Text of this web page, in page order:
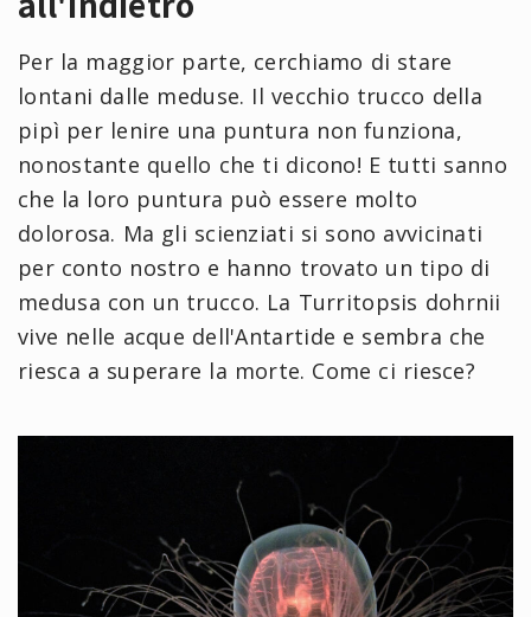
Per la maggior parte, cerchiamo di stare
lontani dalle meduse. Il vecchio trucco della
pipì per lenire una puntura non funziona,
nonostante quello che ti dicono! E tutti sanno
che la loro puntura può essere molto
dolorosa. Ma gli scienziati si sono avvicinati
per conto nostro e hanno trovato un tipo di
medusa con un trucco. La Turritopsis dohrnii
vive nelle acque dell'Antartide e sembra che
riesca a superare la morte. Come ci riesce?